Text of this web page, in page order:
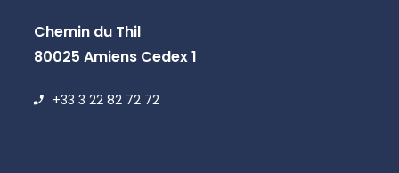
Chemin du Thil
80025 Amiens Cedex 1
+33 3 22 82 72 72